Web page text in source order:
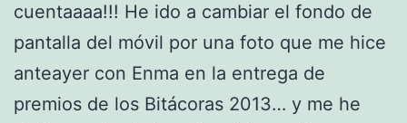
cuentaaaa!!! He ido a cambiar el fondo de
pantalla del móvil por una foto que me hice
anteayer con Enma en la entrega de
premios de los Bitácoras 2013… y me he